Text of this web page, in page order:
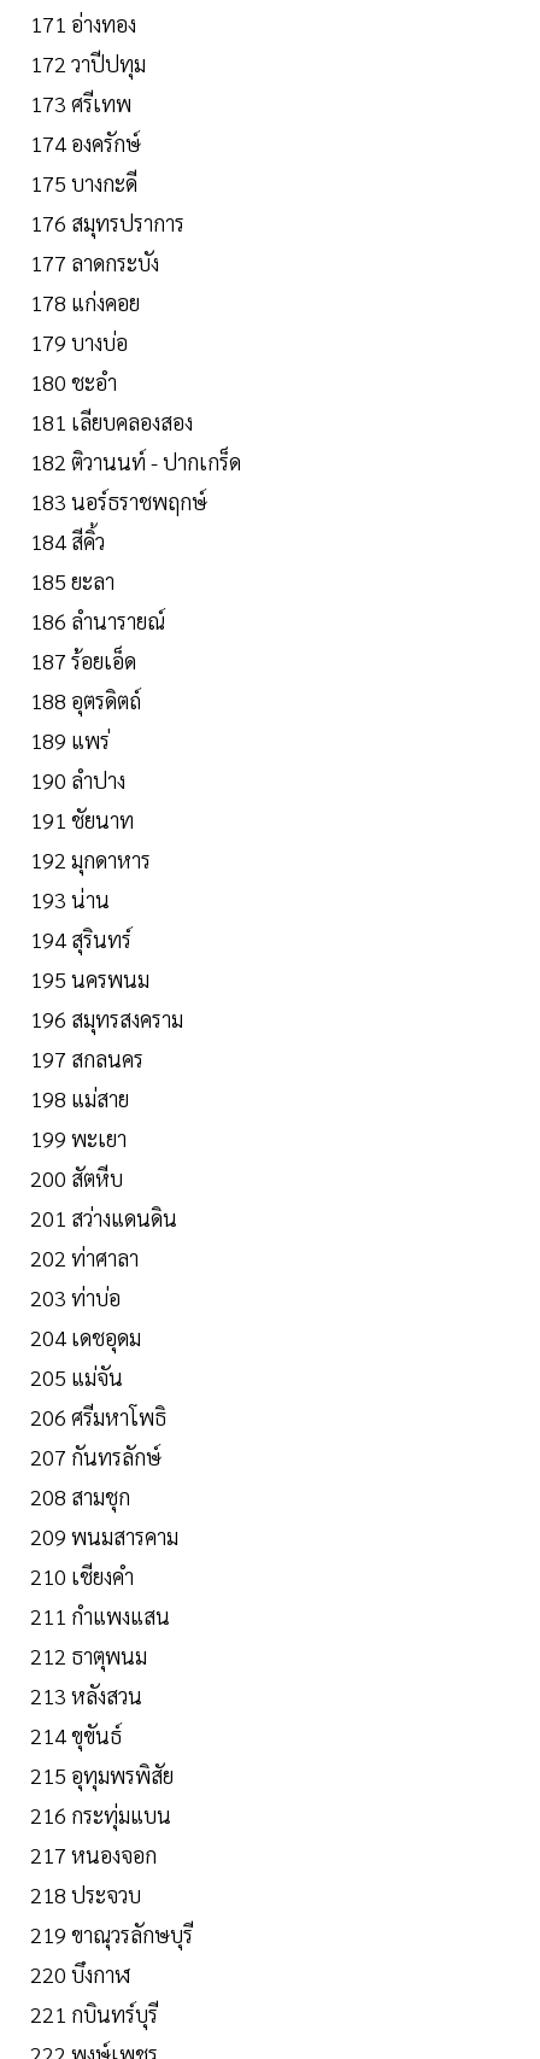
171 อ่างทอง
172 วาปีปทุม
173 ศรีเทพ
174 องครักษ์
175 บางกะดี
176 สมุทรปราการ
177 ลาดกระบัง
178 แก่งคอย
179 บางบ่อ
180 ชะอำ
181 เลียบคลองสอง
182 ติวานนท์ - ปากเกร็ด
183 นอร์ธราชพฤกษ์
184 สีคิ้ว
185 ยะลา
186 ลำนารายณ์
187 ร้อยเอ็ด
188 อุตรดิตถ์
189 แพร่
190 ลำปาง
191 ชัยนาท
192 มุกดาหาร
193 น่าน
194 สุรินทร์
195 นครพนม
196 สมุทรสงคราม
197 สกลนคร
198 แม่สาย
199 พะเยา
200 สัตหีบ
201 สว่างแดนดิน
202 ท่าศาลา
203 ท่าบ่อ
204 เดชอุดม
205 แม่จัน
206 ศรีมหาโพธิ
207 กันทรลักษ์
208 สามชุก
209 พนมสารคาม
210 เชียงคำ
211 กำแพงแสน
212 ธาตุพนม
213 หลังสวน
214 ขุขันธ์
215 อุทุมพรพิสัย
216 กระทุ่มแบน
217 หนองจอก
218 ประจวบ
219 ขาณุวรลักษบุรี
220 บึงกาฬ
221 กบินทร์บุรี